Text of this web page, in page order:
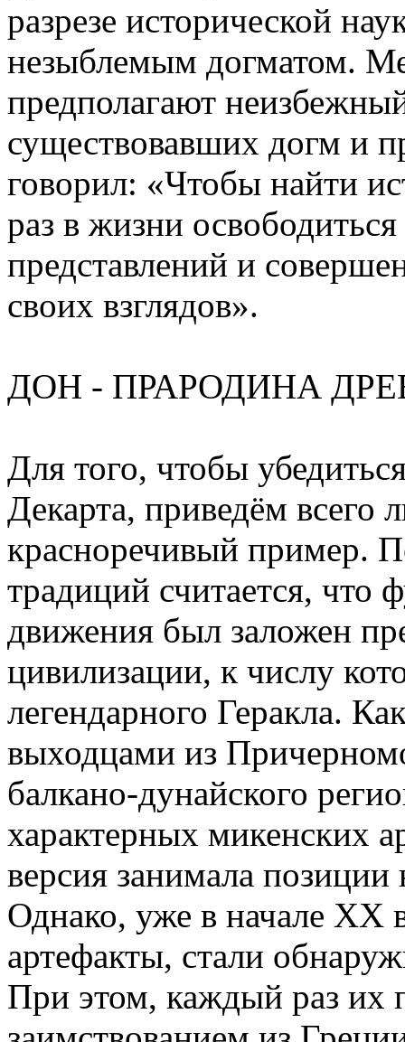
разрезе исторической
незыблемым догматом.
предполагают
существовавших догм и
говорил: «Чтобы найти
раз в жизни
представлений и
своих взглядов».
ДОН - ПРАРОДИНА
Для того, чтобы
Декарта, приведём всего
красноречивый пример.
традиций считается, что
движения был заложен
цивилизации, к числу
легендарного Геракла.
выходцами из
балкано-дунайского
характерных микенских
версия занимала позиции
Однако, уже в начале ХХ
артефакты, стали
При этом, каждый раз их